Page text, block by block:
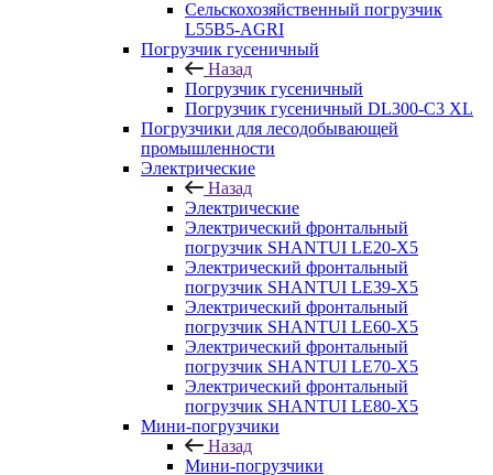
Сельскохозяйственный погрузчик
L55B5-AGRI
Погрузчик гусеничный
Назад
Погрузчик гусеничный
Погрузчик гусеничный DL300-C3 XL
Погрузчики для лесодобывающей
промышленности
Электрические
Назад
Электрические
Электрический фронтальный
погрузчик SHANTUI LE20-X5
Электрический фронтальный
погрузчик SHANTUI LE39-X5
Электрический фронтальный
погрузчик SHANTUI LE60-X5
Электрический фронтальный
погрузчик SHANTUI LE70-X5
Электрический фронтальный
погрузчик SHANTUI LE80-X5
Мини-погрузчики
Назад
Мини-погрузчики